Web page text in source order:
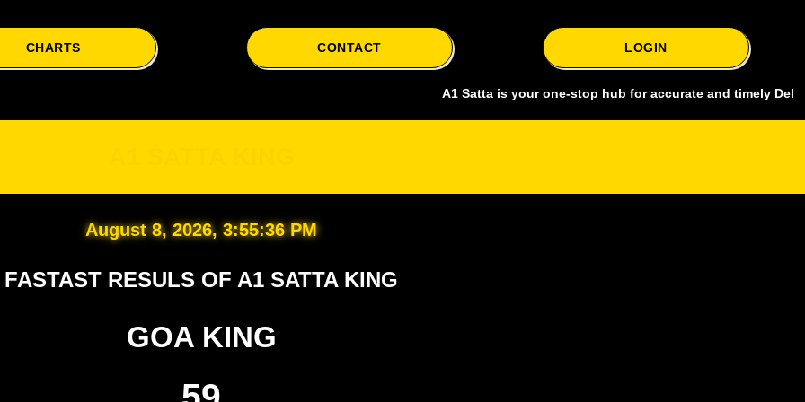
CHARTS CONTACT LOGIN
A1 Satta is your one-stop hub for accurate and timely Delhi
August 8, 2026, 3:55:37 PM
FASTAST RESULS OF A1 SATTA KING
GOA KING